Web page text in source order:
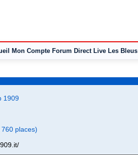
Mon Compte Forum Direct Live Les Bleus
1909
places)